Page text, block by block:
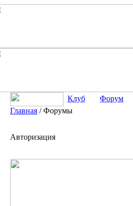
Клуб
Форум
Главная /Форумы
Авторизация